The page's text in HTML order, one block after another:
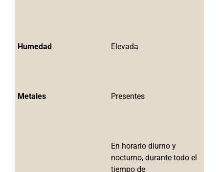
Humedad Elevada
Metales Presentes
En horario diurno y
nocturno, durante todo el
tiempo de